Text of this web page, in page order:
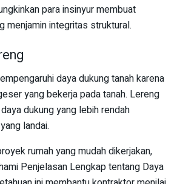
para insinyur membuat
menjamin integritas struktural.
daya dukung tanah karena
yang bekerja pada tanah. Lereng
dukung yang lebih rendah
landai.
rumah yang mudah dikerjakan,
Penjelasan Lengkap tentang Daya